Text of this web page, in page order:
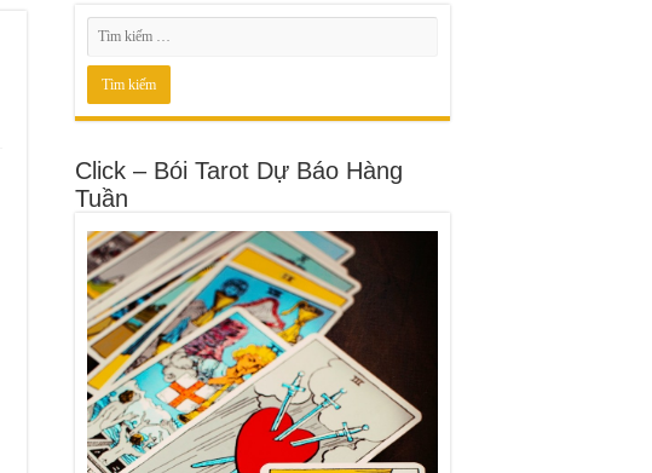
Click – Bói Tarot Dự Báo Hàng
Tuần